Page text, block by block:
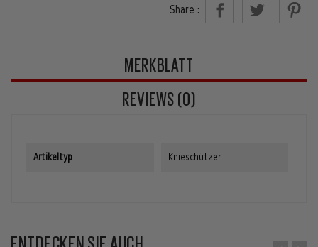
Share :
MERKBLATT
REVIEWS (0)
Artikeltyp Knieschützer
ENTDECKEN SIE AUCH